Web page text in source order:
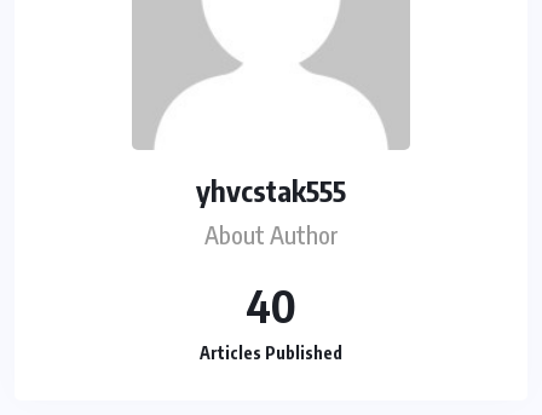
yhvcstak555
About Author
40
Articles Published